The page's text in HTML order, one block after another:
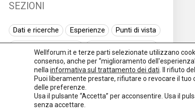
SEZIONI
Dati e ricerche Esperienze
Punti di vista
Normativa europea
Rassegna normativa
I seminari di Welforum
Eventi
Spazio ai promotori
Wellforum.it e terze parti selezionate utilizzano
consenso, anche per “miglioramento
nella informativa sul trattamento dei dati . Il rifiuto
Puoi liberamente prestare, rifiutare o revocare il
delle preferenze.
Usa il pulsante “Accetta” per acconsentire. Usa il
senza accettare.